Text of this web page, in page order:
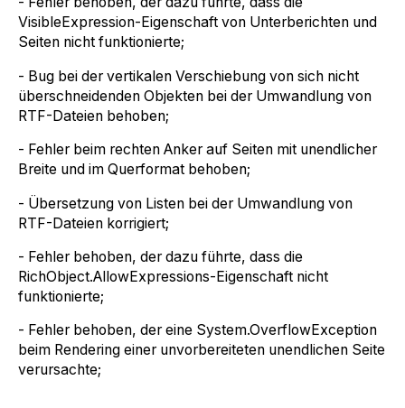
VisibleExpression-Eigenschaft von Unterberichten und
Seiten nicht funktionierte;
- Bug bei der vertikalen Verschiebung von sich nicht
überschneidenden Objekten bei der Umwandlung von
RTF-Dateien behoben;
- Fehler beim rechten Anker auf Seiten mit unendlicher
Breite und im Querformat behoben;
- Übersetzung von Listen bei der Umwandlung von
RTF-Dateien korrigiert;
- Fehler behoben, der dazu führte, dass die
RichObject.AllowExpressions-Eigenschaft nicht
funktionierte;
- Fehler behoben, der eine System.OverflowException
beim Rendering einer unvorbereiteten unendlichen Seite
verursachte;